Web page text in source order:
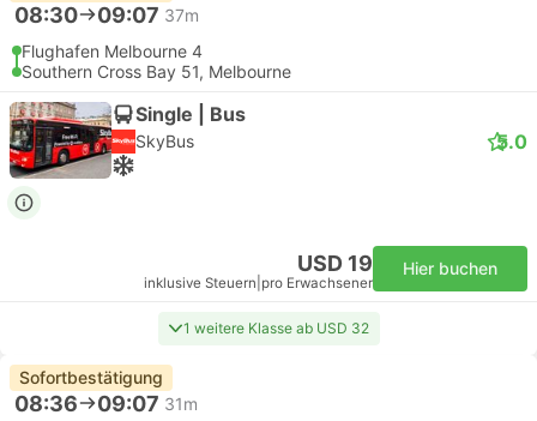
08:30 09:07 37m
Flughafen Melbourne 4
Southern Cross Bay 51, Melbourne
Single | Bus
SkyBus 5.0
USD 19
inklusive Steuern pro Erwachsener
Hier buchen
1 weitere Klasse ab USD 32
Sofortbestätigung
08:36 09:07 31m